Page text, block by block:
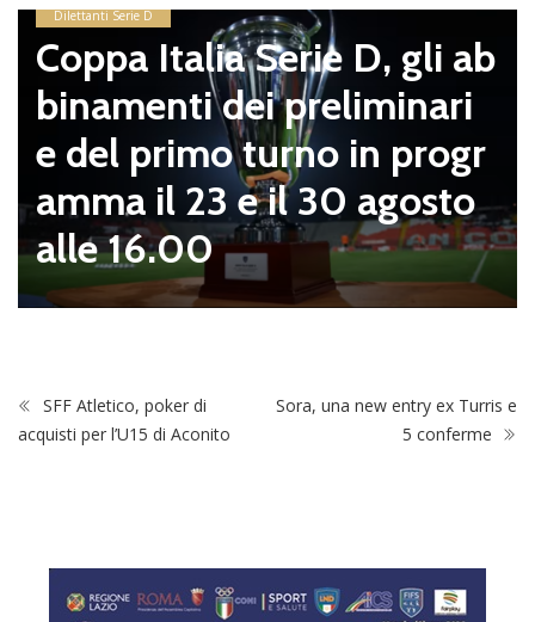
Dilettanti Serie D
Coppa Italia Serie D, gli ab
binamenti dei preliminari
e del primo turno in progr
amma il 23 e il 30 agosto
alle 16.00
SFF Atletico, poker di
acquisti per l’U15 di Aconito
Sora, una new entry ex Turris e
5 conferme